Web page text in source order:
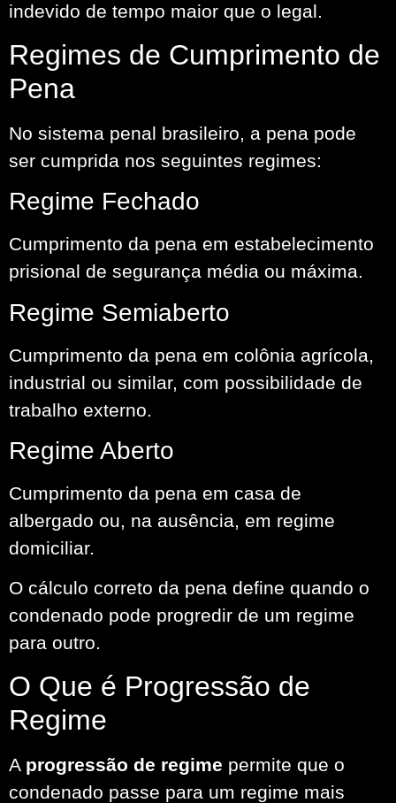
indevido de tempo maior que o legal.
Regimes de Cumprimento de
Pena
No sistema penal brasileiro, a pena pode
ser cumprida nos seguintes regimes:
Regime Fechado
Cumprimento da pena em estabelecimento
prisional de segurança média ou máxima.
Regime Semiaberto
Cumprimento da pena em colônia agrícola,
industrial ou similar, com possibilidade de
trabalho externo.
Regime Aberto
Cumprimento da pena em casa de
albergado ou, na ausência, em regime
domiciliar.
O cálculo correto da pena define quando o
condenado pode progredir de um regime
para outro.
O Que é Progressão de
Regime
A progressão de regime permite que o
condenado passe para um regime mais